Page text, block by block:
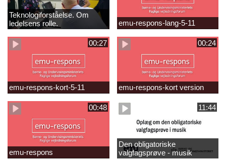
Teknologiforståelse. Om
ledelsens rolle.
Sofiendalskolen
emu-respons-lang-5-11
00:27
emu-respons-kort-5-11
00:24
emu-respons-kort version
00:48
emu-respons
11:44
Den obligatoriske
valgfagsprøve - musik